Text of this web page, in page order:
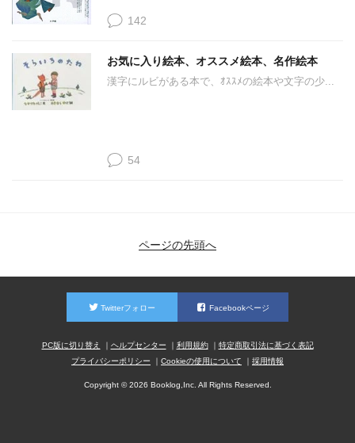
142
お気に入り絵本、オススメ絵本、名作絵本
漢字にルビがある本で、ｵｽｽﾒの絵本や文字の少...
54
ページの先頭へ
Twitterフォロー Facebookページ
PC版に切り替え ヘルプセンター 利用規約
特定商取引法に基づく表記
プライバシーポリシー
Cookieの使用について 採用情報
Copyright © 2026 Booklog,Inc. All Rights Reserved.